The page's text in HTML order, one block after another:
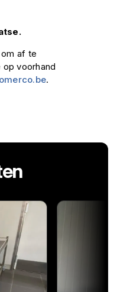
af te
voorhand
.